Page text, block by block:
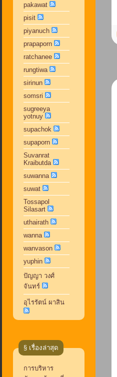
pakawat
pisit
piyanuch
prapaporn
ratchanee
rungtiwa
sirinun
somsri
sugreeya
yotnuy
supachok
supaporn
Suvanrat
Kraibutda
suwanna
suwat
Tossapol
Silasart
uthairath
wanna
wanvason
yuphin
ปัญญา วงศ์
จันทร์
อุไรรัตน์ ผาสิน
§ เรื่องล่าสุด
การบริหาร